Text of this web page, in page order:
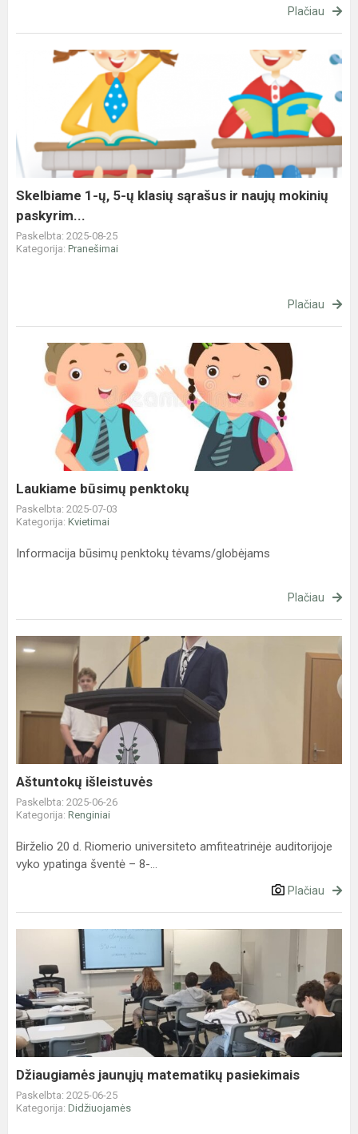
Plačiau
Skelbiame
ų
klasių
sąrašus
ir
naujų
mokinių
paskyrim...
Skelbiame 1-ų, 5-ų klasių sąrašus ir naujų mokinių
paskyrim...
Paskelbta: 2025-08-25
Kategorija: Pranešimai
Plačiau
Laukiame
būsimų
penktokų
Laukiame būsimų penktokų
Paskelbta: 2025-07-03
Kategorija: Kvietimai
Informacija būsimų penktokų tėvams/globėjams
Plačiau
Aštuntokų
išleistuvės
Aštuntokų išleistuvės
Paskelbta: 2025-06-26
Kategorija: Renginiai
Birželio 20 d. Riomerio universiteto amfiteatrinėje auditorijoje
vyko ypatinga šventė – 8-...
Plačiau
Džiaugiamės
matematikų
pasiekimais
Džiaugiamės jaunųjų matematikų pasiekimais
Paskelbta: 2025-06-25
Kategorija: Didžiuojamės